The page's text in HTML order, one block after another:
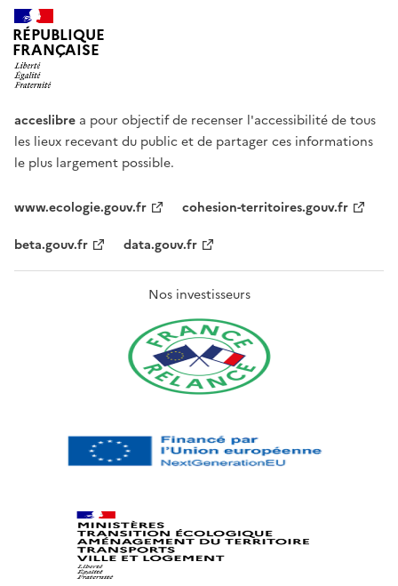
RÉPUBLIQUE
FRANÇAISE
acceslibre a pour objectif de recenser l'accessibilité de tous
les lieux recevant du public et de partager ces informations
le plus largement possible.
www.ecologie.gouv.fr
cohesion-territoires.gouv.fr
beta.gouv.fr
data.gouv.fr
Nos investisseurs